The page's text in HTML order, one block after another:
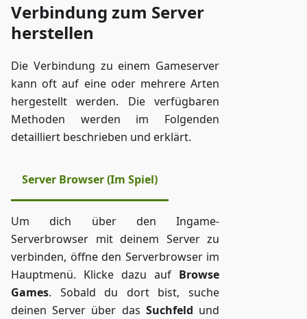
Verbindung zum Server
herstellen
Die Verbindung zu einem Gameserver
kann oft auf eine oder mehrere Arten
hergestellt werden. Die verfügbaren
Methoden werden im Folgenden
detailliert beschrieben und erklärt.
Server Browser (Im Spiel)
Um dich über den Ingame-
Serverbrowser mit deinem Server zu
verbinden, öffne den Serverbrowser im
Hauptmenü. Klicke dazu auf Browse
Games. Sobald du dort bist, suche
deinen Server über das Suchfeld und